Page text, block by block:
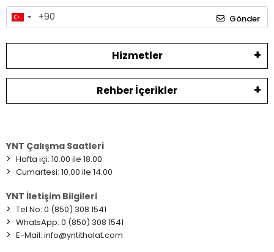
Gönder
Hizmetler
Rehber İçerikler
YNT Çalışma Saatleri
> Hafta içi: 10.00 ile 18.00
> Cumartesi: 10.00 ile 14.00
YNT İletişim Bilgileri
> Tel No: 0 (850) 308 1541
> WhatsApp: 0 (850) 308 1541
> E-Mail: info@yntithalat.com